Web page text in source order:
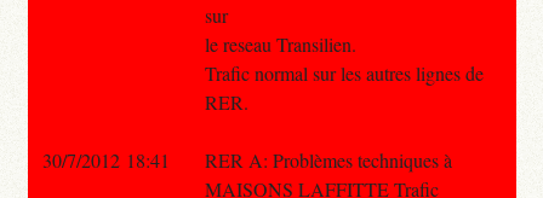
sur
le reseau Transilien.
Trafic normal sur les autres lignes de
RER.
RER A: Problèmes techniques à
MAISONS LAFFITTE Trafic
30/7/2012 18:41